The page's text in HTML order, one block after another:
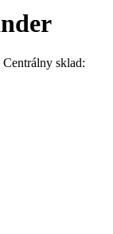
Centrálny sklad: